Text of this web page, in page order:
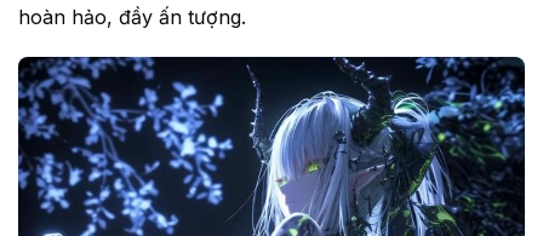
hoàn hảo, đầy ấn tượng.